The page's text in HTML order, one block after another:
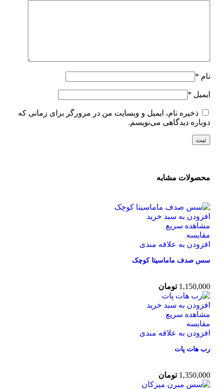
نام *
ایمیل *
ذخیره نام، ایمیل و وبسایت من در مرورگر برای زمانی که
دوباره دیدگاهی می‌نویسم.
محصولات مشابه
افزودن به سبد خرید
مشاهده سریع
مقایسه
افزودن به علاقه مندی
سس صدف ماماسیتا کوچک
1,150,000 تومان
افزودن به سبد خرید
مشاهده سریع
مقایسه
افزودن به علاقه مندی
رب هات پات
1,350,000 تومان